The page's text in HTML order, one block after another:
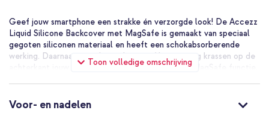
Toon volledige omschrijving
Geef jouw smartphone een strakke én verzorgde look! De Accezz
Liquid Silicone Backcover met MagSafe is gemaakt van speciaal
gegoten siliconen materiaal en heeft een schokabsorberende
werking. Daarnaast voorkomt de microfiber voering krassen op de
achterkant jouw toestel. Dankzij de ingebouwde MagSafe functie,
het toestel laten zitten en je MagSafe-oplader op je telefoon
Voor- en nadelen